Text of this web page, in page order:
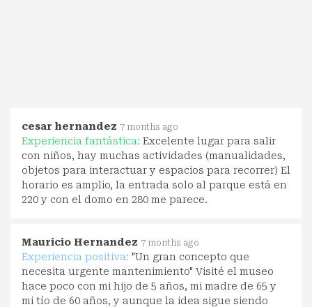
cesar hernandez 7 months ago
Experiencia fantástica: Excelente lugar para salir
con niños, hay muchas actividades (manualidades,
objetos para interactuar y espacios para recorrer) El
horario es amplio, la entrada solo al parque está en
220 y con el domo en 280 me parece.
Mauricio Hernandez 7 months ago
Experiencia positiva: "Un gran concepto que
necesita urgente mantenimiento" Visité el museo
hace poco con mi hijo de 5 años, mi madre de 65 y
mi tío de 60 años, y aunque la idea sigue siendo